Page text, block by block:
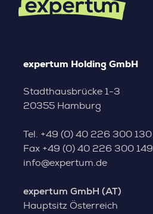
expertum Holding GmbH
Stadthausbrücke 1-3
20355 Hamburg
Tel. +49 (0) 40 226 300 130
Fax +49 (0) 40 226 300 149
info@expertum.de
expertum GmbH (AT)
Hauptsitz Österreich